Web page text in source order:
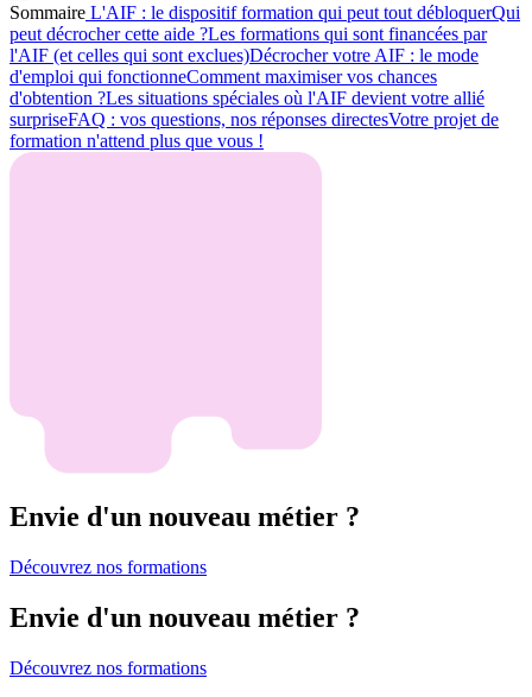
Sommaire L'AIF : le dispositif formation qui peut tout débloquerQui
peut décrocher cette aide ?Les formations qui sont financées par
l'AIF (et celles qui sont exclues)Décrocher votre AIF : le mode
d'emploi qui fonctionneComment maximiser vos chances
d'obtention ?Les situations spéciales où l'AIF devient votre allié
surpriseFAQ : vos questions, nos réponses directesVotre projet de
formation n'attend plus que vous !
Envie d'un nouveau métier ?
Découvrez nos formations
Envie d'un nouveau métier ?
Découvrez nos formations